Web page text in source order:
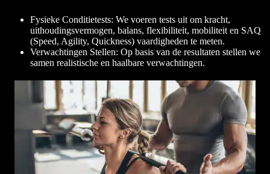
Fysieke Conditietests: We voeren tests uit om kracht,
uithoudingsvermogen, balans, flexibiliteit, mobiliteit en SAQ
(Speed, Agility, Quickness) vaardigheden te meten.
Verwachtingen Stellen: Op basis van de resultaten stellen we
samen realistische en haalbare verwachtingen.